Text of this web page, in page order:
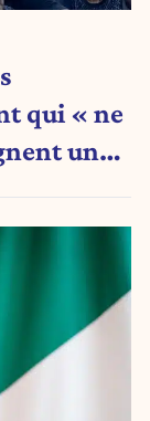
qui « ne
une